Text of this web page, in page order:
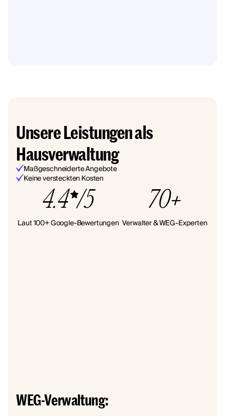
Unsere Leistungen als
Hausverwaltung
Maßgeschneiderte Angebote
Keine versteckten Kosten
4.4 /5
Laut 100+ Google-Bewertungen
70+
Verwalter & WEG-Experten
WEG-Verwaltung: